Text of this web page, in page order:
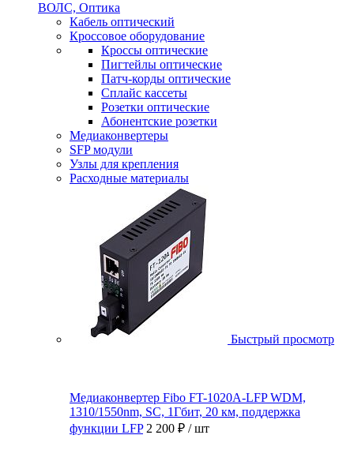
ВОЛС, Оптика
Кабель оптический
Кроссовое оборудование
Кроссы оптические
Пигтейлы оптические
Патч-корды оптические
Сплайс кассеты
Розетки оптические
Абонентские розетки
Медиаконвертеры
SFP модули
Узлы для крепления
Расходные материалы
Быстрый просмотр
Медиаконвертер Fibo FT-1020A-LFP WDM,
1310/1550nm, SC, 1Гбит, 20 км, поддержка
функции LFP 2 200 ₽ / шт